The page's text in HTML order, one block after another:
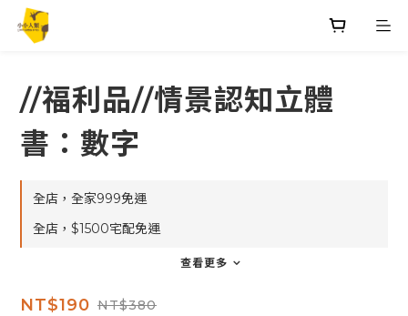
//福利品//情景認知立體
書：數字
全店，全家999免運
全店，$1500宅配免運
查看更多
NT$190 NT$380